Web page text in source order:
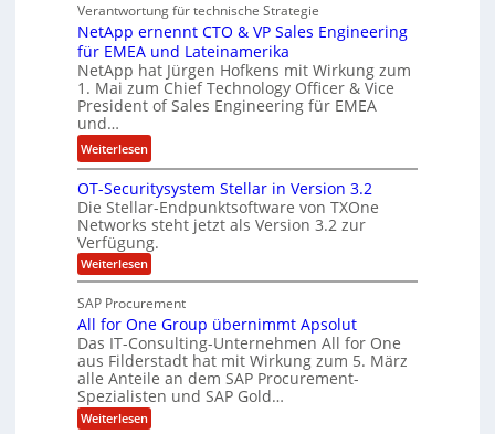
e
i
n
e
ö
s
u
n
g
r
d
F
n
a
n
z
c
h
e
e
i
F
S
n
g
n
e
e
r
i
g
S
p
e
z
i
a
l
i
s
t
Verantwortung für technische Strategie
NetApp ernennt CTO & VP Sales Engineering
für EMEA und Lateinamerika
NetApp hat Jürgen Hofkens mit Wirkung zum
1. Mai zum Chief Technology Officer & Vice
President of Sales Engineering für EMEA
und…
Weiterlesen:
N
e
t
A
p
p
e
n
n
t
OT-Securitysystem Stellar in Version 3.2
Die Stellar-Endpunktsoftware von TXOne
Networks steht jetzt als Version 3.2 zur
Verfügung.
Weiterlesen:
O
-
S
e
c
u
r
i
t
SAP Procurement
All for One Group übernimmt Apsolut
Das IT-Consulting-Unternehmen All for One
aus Filderstadt hat mit Wirkung zum 5. März
alle Anteile an dem SAP Procurement-
Spezialisten und SAP Gold…
Weiterlesen: